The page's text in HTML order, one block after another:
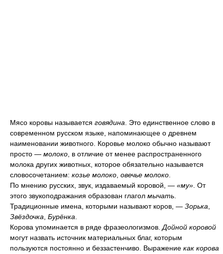
Мясо коровы называется говядина . Это единственное слово в
современном русском языке, напоминающее о древнем
наименовании животного. Коровье молоко обычно называют
просто — молоко , в отличие от менее распространенного
молока других животных, которое обязательно называется
словосочетанием: козье молоко овечье молоко
По мнению русских, звук, издаваемый коровой, — «му» . От
этого звукоподражания образован глагол мычать
Традиционные имена, которыми называют коров, — Зорька
Звёздочка Бурёнка
Корова упоминается в ряде фразеологизмов. Дойной коровой
могут назвать источник материальных благ, которым
пользуются постоянно и беззастенчиво. Выражение как корова